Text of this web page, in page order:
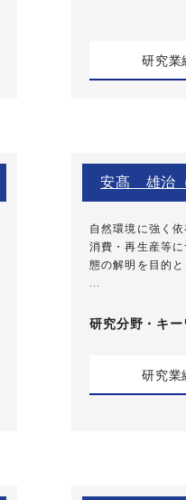
研究業
安髙 雄治
自然環境に強く
消費・再生産等
態の解明を目的
研究分野・ キー
研究業